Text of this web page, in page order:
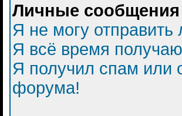
Личные сообщения
Я не могу
Я всё время
Я получил спам или
форума!